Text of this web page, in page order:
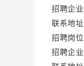
招聘企业
联系地
招聘岗位
招聘企业